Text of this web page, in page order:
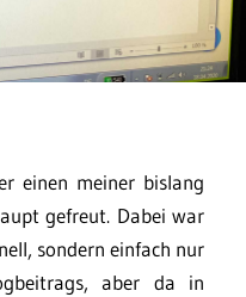
einen meiner bislang
gefreut. Dabei war
sondern einfach nur
aber da in